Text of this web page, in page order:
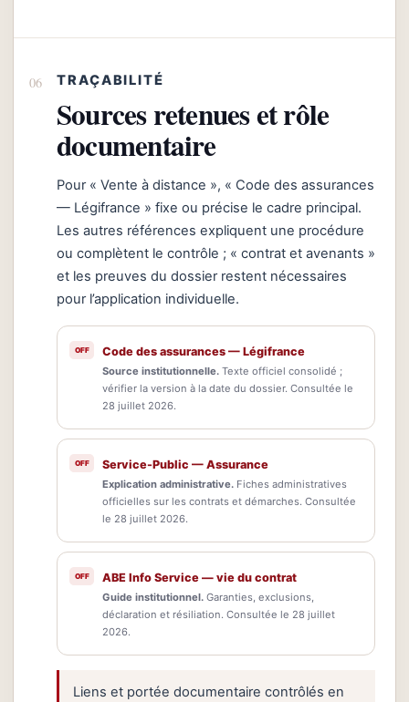
TRAÇABILITÉ
Sources retenues et rôle
documentaire
Pour « Vente à distance », « Code des assurances
— Légifrance » fixe ou précise le cadre principal.
Les autres références expliquent une procédure
ou complètent le contrôle ; « contrat et avenants »
et les preuves du dossier restent nécessaires
pour l’application individuelle.
Code des assurances — Légifrance
Source institutionnelle. Texte officiel consolidé ;
vérifier la version à la date du dossier. Consultée le
28 juillet 2026.
Service-Public — Assurance
Explication administrative. Fiches administratives
officielles sur les contrats et démarches. Consultée
le 28 juillet 2026.
ABE Info Service — vie du contrat
Guide institutionnel. Garanties, exclusions,
déclaration et résiliation. Consultée le 28 juillet
2026.
Liens et portée documentaire contrôlés en